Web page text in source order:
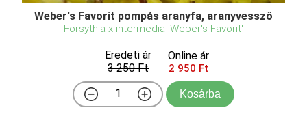
Weber's Favorit pompás aranyfa, aranyvessző
Forsythia x intermedia 'Weber's Favorit'
Eredeti ár
3 250 Ft
Online ár
2 950 Ft
Kosárba